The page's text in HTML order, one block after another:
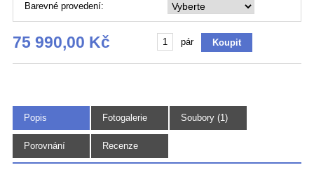
Barevné provedení:
75 990,00 Kč pár
Popis Fotogalerie
(8)
Soubory (1)
Porovnání Recenze